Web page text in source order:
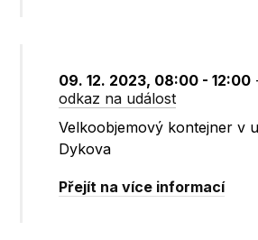
09. 12. 2023, 08:00 - 12:00
odkaz na událost
Velkoobjemový kontejner v
Dykova
Přejít na více informací